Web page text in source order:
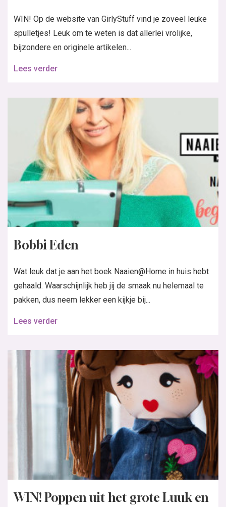
WIN! Op de website van GirlyStuff vind je zoveel leuke
spulletjes! Leuk om te weten is dat allerlei vrolijke,
bijzondere en originele artikelen...
Lees verder
Bobbi Eden
Wat leuk dat je aan het boek Naaien@Home in huis hebt
gehaald. Waarschijnlijk heb jij de smaak nu helemaal te
pakken, dus neem lekker een kijkje bij...
Lees verder
WIN! Poppen uit het grote Luuk en